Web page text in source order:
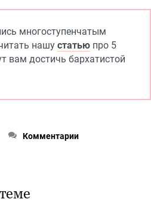
многоступенчатым
нашу статью про 5
вам достичь бархатистой
Комментарии